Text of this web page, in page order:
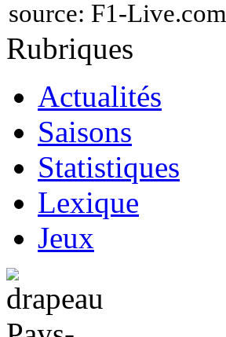
source: F1-Live.com
Rubriques
Actualités
Saisons
Statistiques
Lexique
Jeux